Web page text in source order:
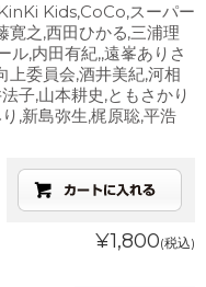
Kids,CoCo,スーパー
之,西田ひかる,三浦理
ル,内田有紀,,遠峯ありさ
上委員会,酒井美紀,河相
子,山本耕史,ともさかり
,新島弥生,梶原聡,平浩
¥1,800(税込)